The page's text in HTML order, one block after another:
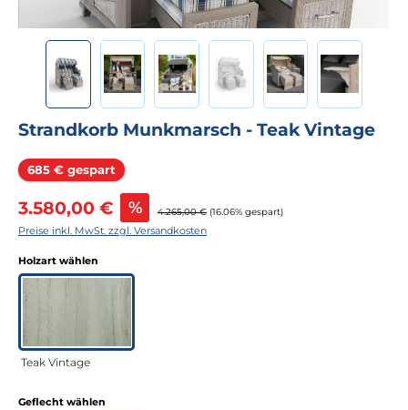
Strandkorb Munkmarsch - Teak Vintage
685 € gespart Rabatt
Verkaufspreis:
3.580,00 € % Regulärer Preis:
4.265,00 € (16.06% gespart)
Preise inkl. MwSt. zzgl. Versandkosten
Holzart wählen
Teak Vintage
Geflecht wählen